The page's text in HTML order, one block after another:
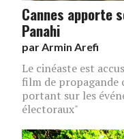
Cannes apporte
Panahi
par Armin Arefi
Le cinéaste est
film de propagande
portant sur les
électoraux"